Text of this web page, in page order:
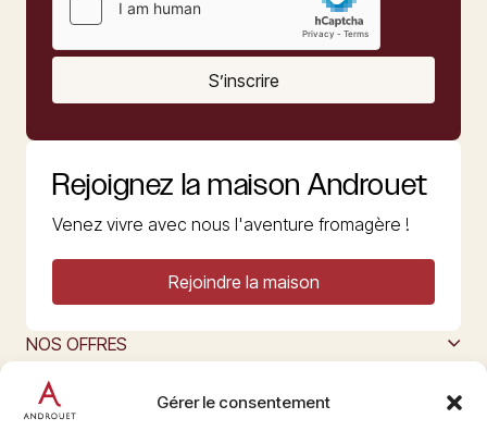
Gérer le consentement
S’inscrire
Rejoignez la maison Androuet
Venez vivre avec nous l'aventure fromagère !
Rejoindre la maison
NOS OFFRES
L’ART DU FROMAGE
Nous suivre